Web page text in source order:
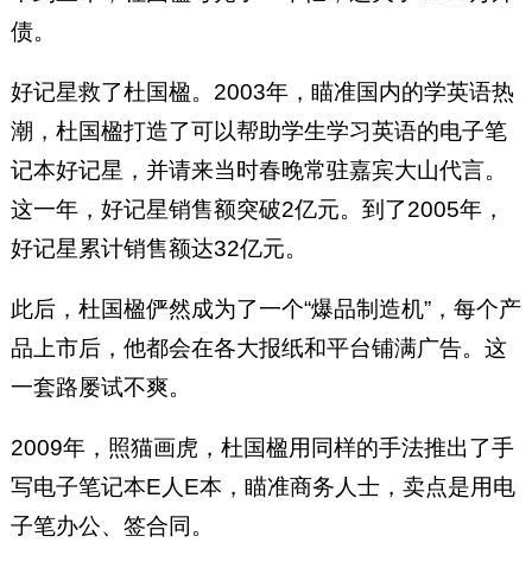
债。
好记星救了杜国楹。2003年，瞄准国内的学英语热
潮，杜国楹打造了可以帮助学生学习英语的电子笔
记本好记星，并请来当时春晚常驻嘉宾大山代言。
这一年，好记星销售额突破2亿元。到了2005年，
好记星累计销售额达32亿元。
此后，杜国楹俨然成为了一个“爆品制造机”，每个产
品上市后，他都会在各大报纸和平台铺满广告。这
一套路屡试不爽。
2009年，照猫画虎，杜国楹用同样的手法推出了手
写电子笔记本E人E本，瞄准商务人士，卖点是用电
子笔办公、签合同。